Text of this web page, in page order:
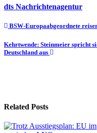
dts Nachrichtenagentur
BSW-Europaabgeordnete
Kehrtwende: Steinmeier spricht
Deutschland aus
Related Posts